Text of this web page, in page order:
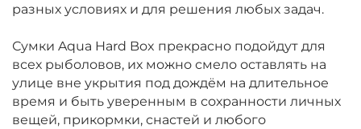
разных условиях и для решения любых задач.
Сумки Aqua Hard Box прекрасно подойдут для
всех рыболовов, их можно смело оставлять на
улице вне укрытия под дождём на длительное
время и быть уверенным в сохранности личных
вещей, прикормки, снастей и любого